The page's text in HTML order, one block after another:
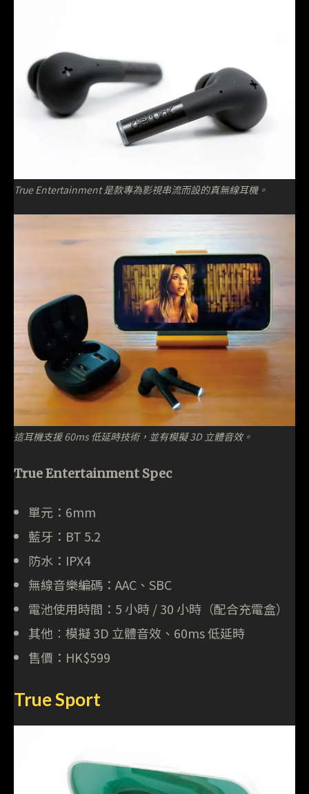
True Entertainment 是款專為影視串流而設的真無線耳機。
這耳機支援 60ms 低延時技術，並有模擬 3D 立體音效。
True Entertainment Spec
單元：6mm
藍牙：BT 5.2
防水：IPX4
無線音樂編碼：AAC、SBC
電池使用時間：5 小時 / 30 小時（配合充電盒）
其他︰模擬 3D 立體音效、60ms 低延時
售價：HK$599
True Sport